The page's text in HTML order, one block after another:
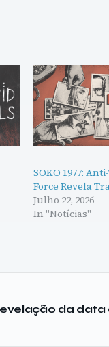
SOKO 1977:
Force Revela
Julho 22, 2026
In "Notícias"
da data